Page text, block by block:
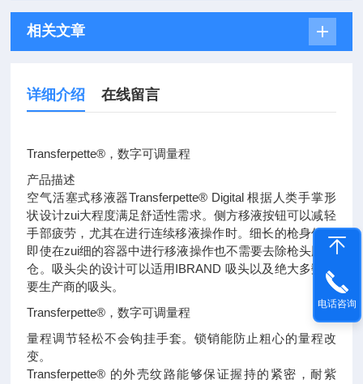
相关文章
详细介绍 在线留言
Transferpette®，数字可调量程
产品描述
空气活塞式移液器Transferpette® Digital 根据人类手掌形
状设计zui大程度满足舒适性需求。侧方移液按钮可以减轻
手部疲劳，尤其在进行连续移液操作时。细长的枪身使得
即使在zui细的容器中进行移液操作也不需要去除枪头脱卸
仓。吸头尖的设计可以适用IBRAND 吸头以及绝大多数主
要生产商的吸头。
Transferpette®，数字可调量程
量程调节轻松不会钩挂手套。锁销能防止粗心的量程改
变。
Transferpette® 的外壳纹路能够保证握持的紧密，耐紫
电话咨询